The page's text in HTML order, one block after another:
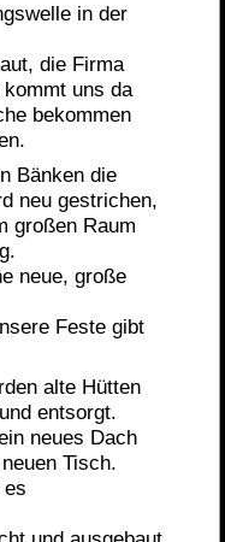
in der
die Firma
uns da
bekommen
Bänken die
neu gestrichen,
großen Raum
neue, große
Feste gibt
alte Hütten
entsorgt.
neues Dach
Tisch.
es